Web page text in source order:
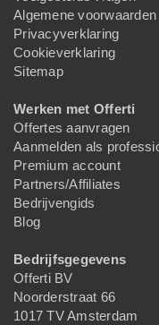
Algemene voorwaarden
Privacyverklaring
Cookieverklaring
Sitemap
Werken met Offerti
Offertes aanvragen
Aanmelden als
Premium account
Partners/Affiliates
Bedrijvengids
Blog
Bedrijfsgegevens
Offerti BV
Noorderstraat 66
1017 TV Amsterdam